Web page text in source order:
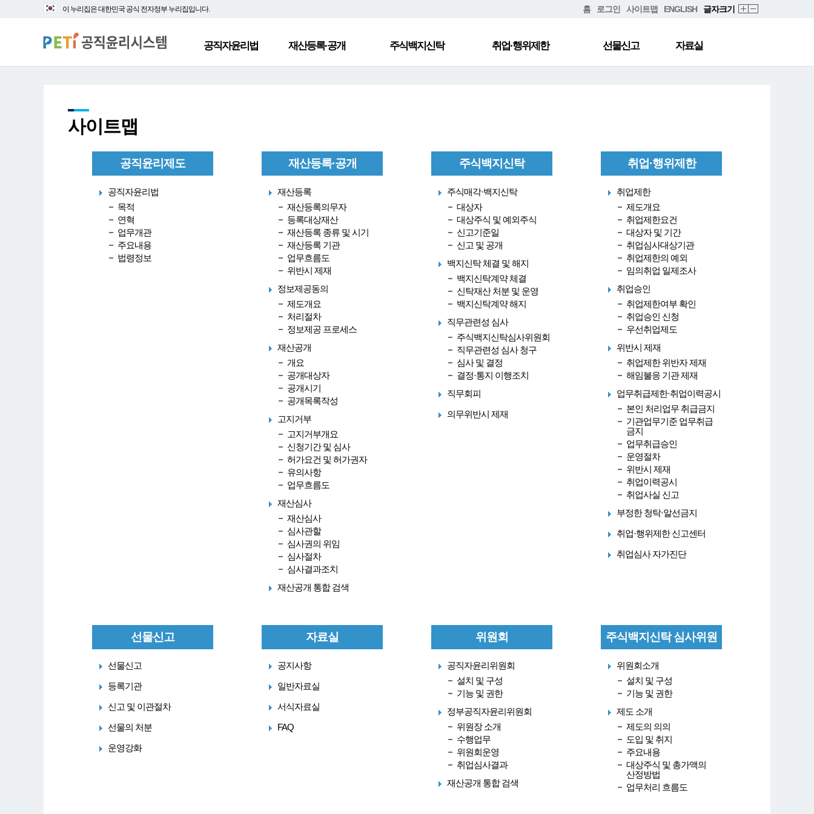
대
바
로
본
로
가
이 누리집은 대한민국 공식 전자정부 누리집입니다. 홈 로그인 사이트맵 ENGLISH 글자크기
공직자윤리법 재산등록·공개 주식백지신탁 취업·행위제한 선물신고 자료실
사이트맵
공직윤리제도
공직자윤리법
목적
연혁
업무개관
주요내용
법령정보
재산등록·공개
재산등록
재산등록의무자
등록대상재산
재산등록 종류 및 시기
재산등록 기관
업무흐름도
위반시 제재
정보제공동의
제도개요
처리절차
정보제공 프로세스
재산공개
개요
공개대상자
공개시기
공개목록작성
고지거부
고지거부개요
신청기간 및 심사
허가요건 및 허가권자
유의사항
업무흐름도
재산심사
재산심사
심사관할
심사권의 위임
심사절차
심사결과조치
재산공개 통합 검색
주식백지신탁
주식매각·백지신탁
대상자
대상주식 및 예외주식
신고기준일
신고 및 공개
백지신탁 체결 및 해지
백지신탁계약 체결
신탁재산 처분 및 운영
백지신탁계약 해지
직무관련성 심사
주식백지신탁심사위원회
직무관련성 심사 청구
심사 및 결정
결정·통지 이행조치
직무회피
의무위반시 제재
취업·행위제한
취업제한
제도개요
취업제한요건
대상자 및 기간
취업심사대상기관
취업제한의 예외
임의취업 일제조사
취업승인
취업제한여부 확인
취업승인 신청
우선취업제도
위반시 제재
취업제한 위반자 제재
해임불응 기관 제재
업무취급제한·취업이력공시
본인 처리업무 취급금지
기관업무기준 업무취급
금지
업무취급승인
운영절차
위반시 제재
취업이력공시
취업사실 신고
부정한 청탁·알선금지
취업·행위제한 신고센터
취업심사 자가진단
선물신고
선물신고
등록기관
신고 및 이관절차
선물의 처분
운영강화
자료실
공지사항
일반자료실
서식자료실
FAQ
위원회
공직자윤리위원회
설치 및 구성
기능 및 권한
정부공직자윤리위원회
위원장 소개
수행업무
위원회운영
취업심사결과
재산공개 통합 검색
주식백지신탁 심사위원
회
위원회소개
설치 및 구성
기능 및 권한
제도 소개
제도의 의의
도입 및 취지
주요내용
대상주식 및 총가액의
산정방법
업무처리 흐름도